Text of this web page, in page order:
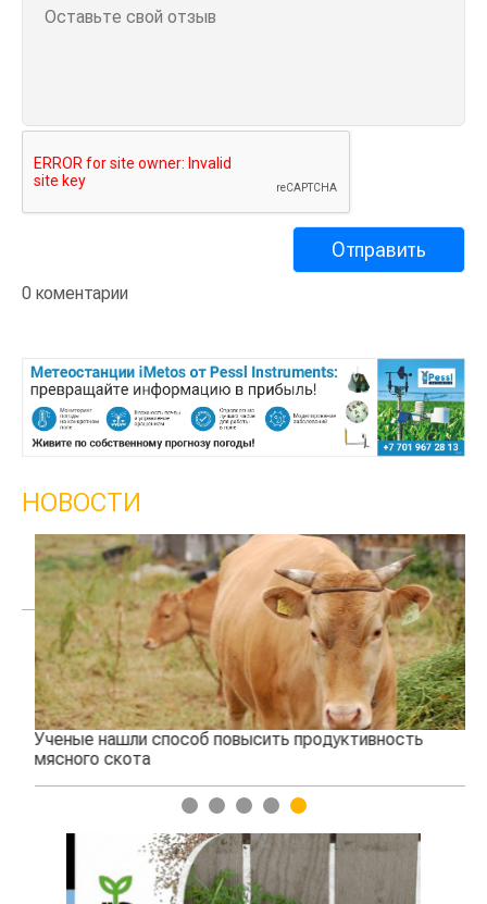
0 коментарии
НОВОСТИ
Ученые нашли способ повысить продуктивность
мясного скота
1 2 3 4 5